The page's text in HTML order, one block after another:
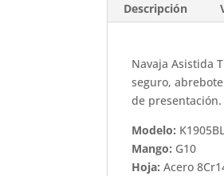
Descripción
Navaja Asistida
seguro,
de presentación.
Modelo:
Mango: G10
Hoja: Acero